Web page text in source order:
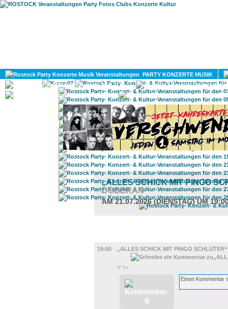
PARTY KONZERTE MUSIK
KULTUR
GAY
„ALLES SCHICK MIT PINGO
DOBERAN
AM 21.07.2026 (DIENSTAG) UM
19:00
„ALLES SCHICK MIT PINGO
*/ ?>